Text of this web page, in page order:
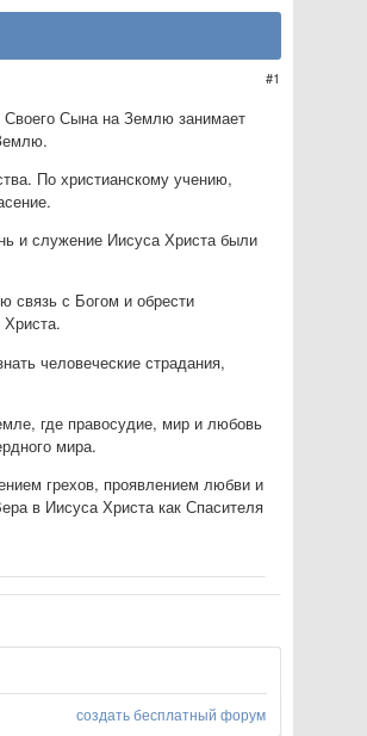
1
Своего Сына на Землю занимает
По христианскому учению,
и служение Иисуса Христа были
связь с Богом и обрести
человеческие страдания,
где правосудие, мир и любовь
мира.
грехов, проявлением любви и
в Иисуса Христа как Спасителя
создать бесплатный форум